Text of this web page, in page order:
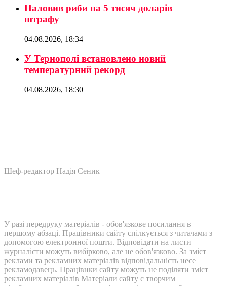
Наловив риби на 5 тисяч доларів
штрафу
04.08.2026, 18:34
У Тернополі встановлено новий
температурний рекорд
04.08.2026, 18:30
Шеф-редактор Надія Сеник
У разі передруку матеріалів - обов'язкове посилання в
першому абзаці. Працівники сайту спілкується з читачами з
допомогою електронної пошти. Відповідати на листи
журналісти можуть вибірково, але не обов'язково. За зміст
реклами та рекламних матеріалів відповідальність несе
рекламодавець. Працівнки сайту можуть не поділяти зміст
рекламних матеріалів Матеріали сайту є творчим